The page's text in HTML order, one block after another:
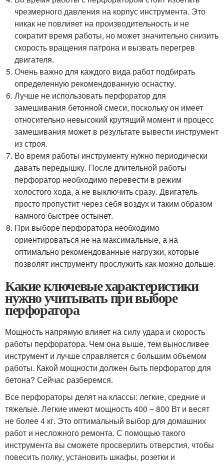
чрезмерного давления на корпус инструмента. Это
никак не повлияет на производительность и не
сократит время работы, но может значительно снизить
скорость вращения патрона и вызвать перегрев
двигателя.
Очень важно для каждого вида работ подбирать
определенную рекомендованную оснастку.
Лучше не использовать перфоратор для
замешивания бетонной смеси, поскольку он имеет
относительно невысокий крутящий момент и процесс
замешивания может в результате вывести инструмент
из строя.
Во время работы инструменту нужно периодически
давать передышку. После длительной работы
перфоратор необходимо перевести в режим
холостого хода, а не выключить сразу. Двигатель
просто пропустит через себя воздух и таким образом
намного быстрее остынет.
При выборе перфоратора необходимо
ориентироваться не на максимальные, а на
оптимально рекомендованные нагрузки, которые
позволят инструменту прослужить как можно дольше.
Какие ключевые характеристики
нужно учитывать при выборе
перфоратора
Мощность напрямую влияет на силу удара и скорость
работы перфоратора. Чем она выше, тем выносливее
инструмент и лучше справляется с большим объемом
работы. Какой мощности должен быть перфоратор для
бетона? Сейчас разберемся.
Все перфораторы делят на классы: легкие, средние и
тяжелые. Легкие имеют мощность 400 – 800 Вт и весят
не более 4 кг. Это оптимальный выбор для домашних
работ и несложного ремонта. С помощью такого
инструмента вы сможете просверлить отверстия, чтобы
повесить полку, установить шкафы, розетки и